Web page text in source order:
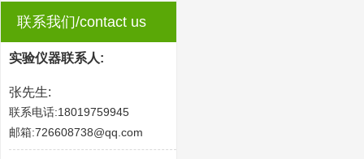
联系我们/contact us
实验仪器联系人:
张先生:
联系电话:18019759945
邮箱:726608738@qq.com